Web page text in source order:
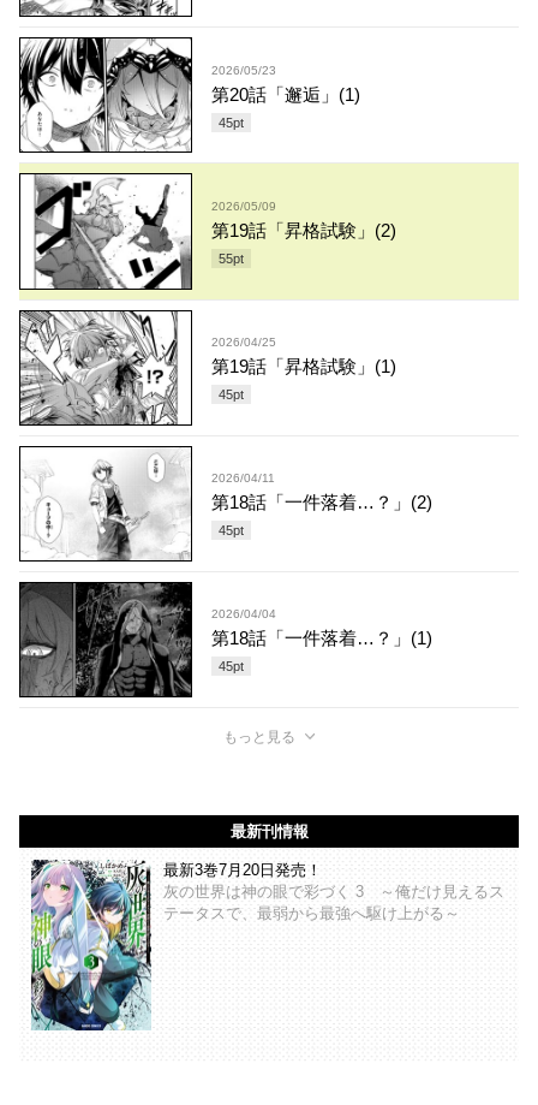
2026/05/23
第20話「邂逅」(1)
45pt
2026/05/09
第19話「昇格試験」(2)
55pt
2026/04/25
第19話「昇格試験」(1)
45pt
2026/04/11
第18話「一件落着…？」(2)
45pt
2026/04/04
第18話「一件落着…？」(1)
45pt
もっと見る
最新刊情報
最新3巻7月20日発売！
灰の世界は神の眼で彩づく 3 ～俺だけ見えるス
テータスで、最弱から最強へ駆け上がる～